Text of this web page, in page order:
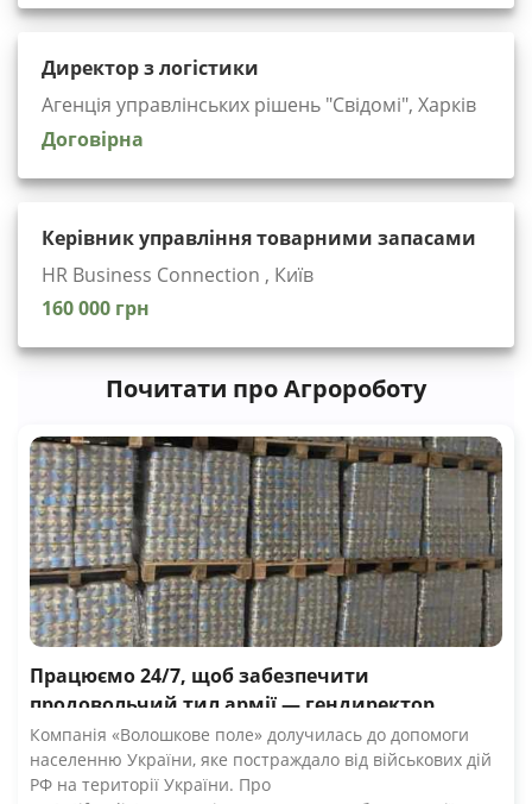
Директор з логістики
Агенція управлінських рішень "Cвідомі", Харків
Договірна
Керівник управління товарними запасами
HR Business Connection , Київ
160 000 грн
Почитати про Агророботу
Працюємо 24/7, щоб забезпечити
продовольчий тил армії — гендиректор
компанії Волошкове поле
Компанія «Волошкове поле» долучилась до допомоги
населенню України, яке постраждало від військових дій
РФ на території України. Про